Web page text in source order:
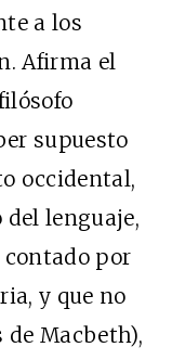
a los
Afirma el
supuesto
occidental,
lenguaje,
contado por
y que no
de Macbeth),